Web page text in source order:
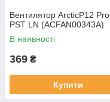
Вентилятор ArcticP12 Pro
PST LN (ACFAN00343A)
В наявності
369 ₴
Купити